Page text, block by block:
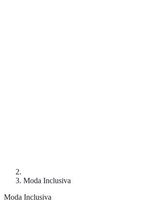
Moda Inclusiva
Moda Inclusiva